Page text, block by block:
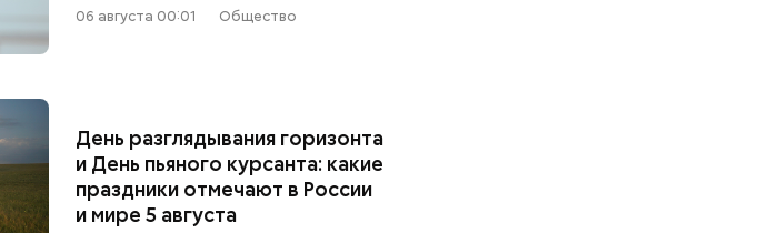
06 августа 00:01 Общество
День разглядывания горизонта
и День пьяного курсанта: какие
праздники отмечают в России
и мире 5 августа